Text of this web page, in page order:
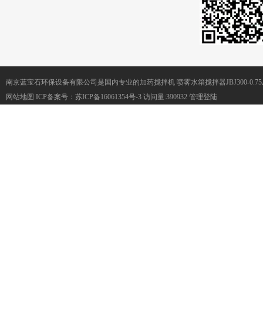
南京蓝宝石环保设备有限公司是国内专业的加药搅拌机 喷雾水箱搅拌器JBJ300-
网站地图 ICP备案号： 苏ICP备16061354号-3 访问量:390932 管理登陆